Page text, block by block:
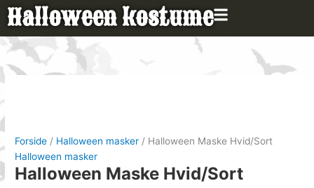
Gå
indholdet
Halloween kostume
Forside / Halloween masker / Halloween Maske Hvid/Sort
Halloween masker
Halloween Maske Hvid/Sort